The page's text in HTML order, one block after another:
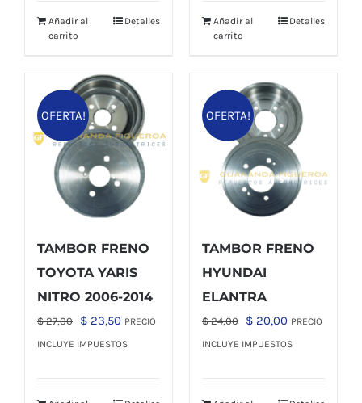
$ 53,00.$ 47,35.
Añadir al
carrito
Detalles
Añadir al
carrito
Detalles
OFERTA!
TAMBOR FRENO
TOYOTA YARIS
NITRO 2006-2014
$27,00
El
precio
$ 23,50El
precio
PRECIO
INCLUYE IMPUESTOS
OFERTA!
TAMBOR FRENO
HYUNDAI
ELANTRA
$24,00
El
precio
$ 20,00El
precio
PRECIO
INCLUYE IMPUESTOS